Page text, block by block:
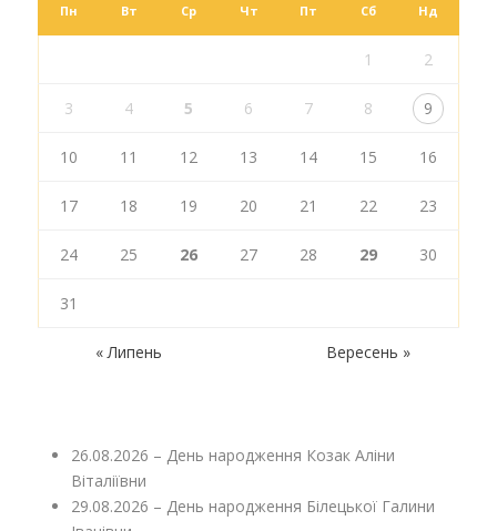
Пн Вт Ср Чт Пт Сб Нд
1 2
3 4 5 6 7 8 9
10 11 12 13 14 15 16
17 18 19 20 21 22 23
24 25 26 27 28 29 30
31
« Липень Вересень »
26.08.2026 – День народження Козак Аліни
Віталіївни
29.08.2026 – День народження Білецької Галини